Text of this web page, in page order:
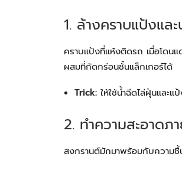
1. ล้างคราบแป้งแล
คราบแป้งที่แห้งติดรถ เมื่อโดน
ผสมที่กัดกร่อนชั้นแล็กเกอร์ได้
Trick: ให้ใช้น้ำฉีดไล่ฝุ่นและ
2. ทำความสะอาดภ
สงกรานต์มักมาพร้อมกับความชื้น